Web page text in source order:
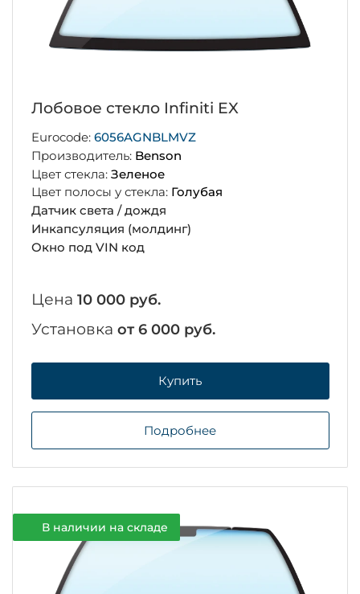
Лобовое стекло Infiniti EX
Eurocode: 6056AGNBLMVZ
Производитель: Benson
Цвет стекла: Зеленое
Цвет полосы у стекла: Голубая
Датчик света / дождя
Инкапсуляция (молдинг)
Окно под VIN код
Цена 10 000 руб.
Установка от 6 000 руб.
Купить
Подробнее
В наличии на складе